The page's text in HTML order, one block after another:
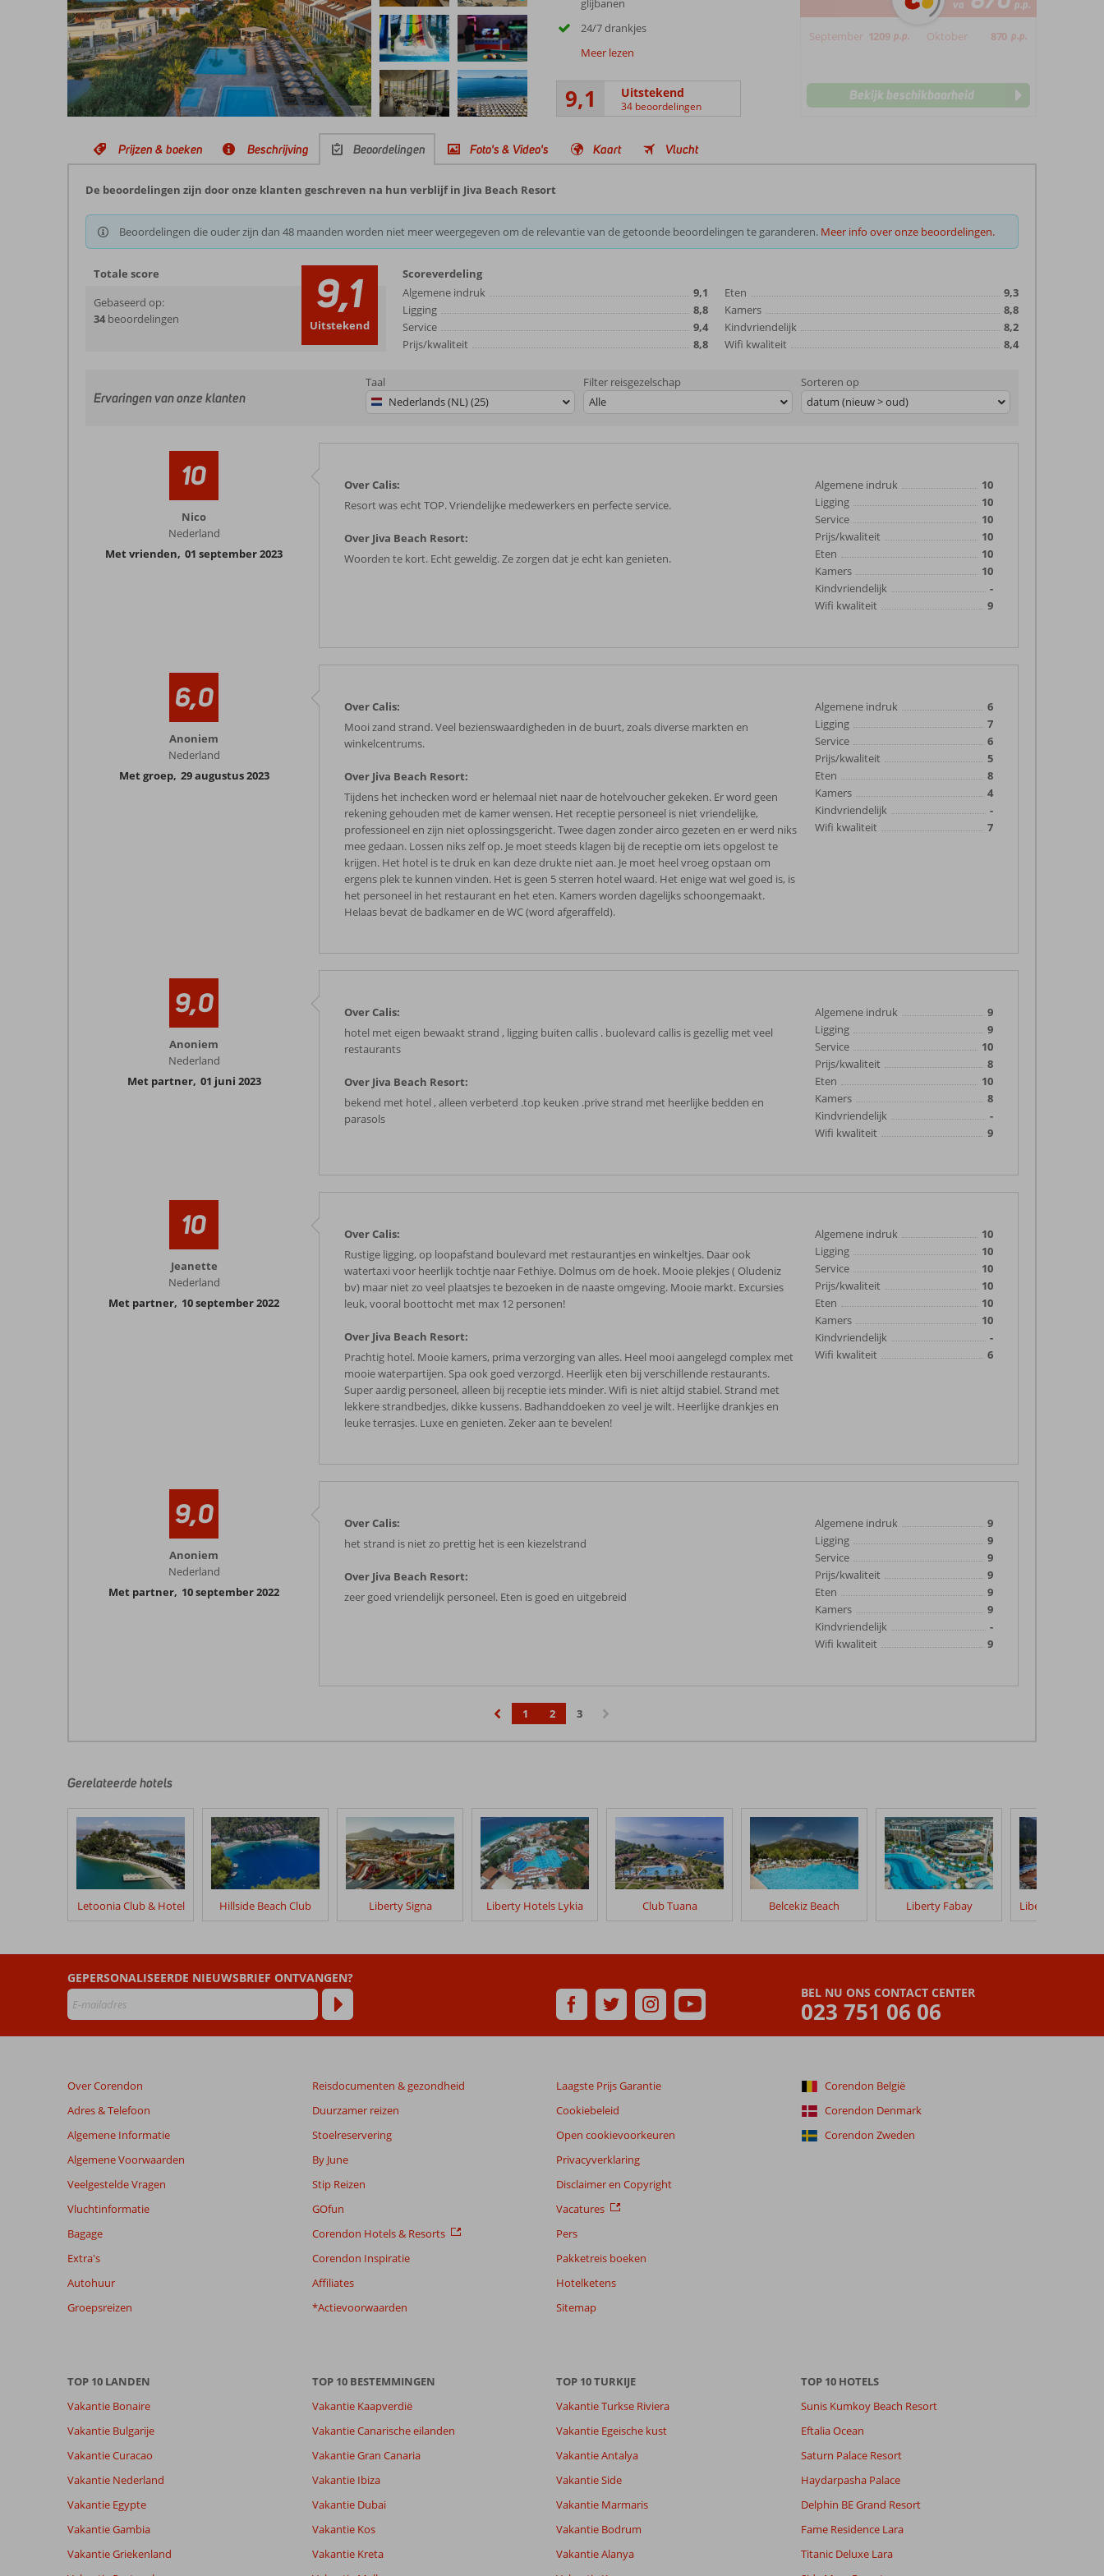
glijbanen
24/7 drankjes
Meer lezen
9,1 Uitstekend
34 beoordelingen
va p.p.
September 1209 p.p. Oktober 870 p.p.
Bekijk beschikbaarheid
Prijzen & boeken Beschrijving Beoordelingen Foto's & Video's Kaart Vlucht
De beoordelingen zijn door onze klanten geschreven na hun verblijf in Jiva Beach Resort
Beoordelingen die ouder zijn dan 48 maanden worden niet meer weergegeven om de relevantie van de getoonde beoordelingen te garanderen. Meer info over onze beoordelingen.
Totale score
Gebaseerd op:
34 beoordelingen 9,1
Uitstekend
Scoreverdeling
Algemene indruk
9,1
Ligging
8,8
Service
9,4
Prijs/kwaliteit
8,8
Eten
9,3
Kamers
8,8
Kindvriendelijk
8,2
Wifi kwaliteit
8,4
Ervaringen van onze klanten
Taal
Nederlands (NL) (25)
Filter reisgezelschap
Alle
Sorteren op
datum (nieuw > oud)
10
Nico
Nederland
Met vrienden, 01 september 2023
Over Calis:
Resort was echt TOP. Vriendelijke medewerkers en perfecte service.
Over Jiva Beach Resort:
Woorden te kort. Echt geweldig. Ze zorgen dat je echt kan genieten.
Algemene indruk
10
Ligging
10
Service
10
Prijs/kwaliteit
10
Eten
10
Kamers
10
Kindvriendelijk
-
Wifi kwaliteit
9
6,0
Anoniem
Nederland
Met groep, 29 augustus 2023
Over Calis:
Mooi zand strand. Veel bezienswaardigheden in de buurt, zoals diverse markten en
winkelcentrums.
Over Jiva Beach Resort:
Tijdens het inchecken word er helemaal niet naar de hotelvoucher gekeken. Er word geen
rekening gehouden met de kamer wensen. Het receptie personeel is niet vriendelijke,
professioneel en zijn niet oplossingsgericht. Twee dagen zonder airco gezeten en er werd niks
mee gedaan. Lossen niks zelf op. Je moet steeds klagen bij de receptie om iets opgelost te
krijgen. Het hotel is te druk en kan deze drukte niet aan. Je moet heel vroeg opstaan om
ergens plek te kunnen vinden. Het is geen 5 sterren hotel waard. Het enige wat wel goed is, is
het personeel in het restaurant en het eten. Kamers worden dagelijks schoongemaakt.
Helaas bevat de badkamer en de WC (word afgeraffeld).
Algemene indruk
6
Ligging
7
Service
6
Prijs/kwaliteit
5
Eten
8
Kamers
4
Kindvriendelijk
-
Wifi kwaliteit
7
9,0
Anoniem
Nederland
Met partner, 01 juni 2023
Over Calis:
hotel met eigen bewaakt strand , ligging buiten callis . buolevard callis is gezellig met veel
restaurants
Over Jiva Beach Resort:
bekend met hotel , alleen verbeterd .top keuken .prive strand met heerlijke bedden en
parasols
Algemene indruk
9
Ligging
9
Service
10
Prijs/kwaliteit
8
Eten
10
Kamers
8
Kindvriendelijk
-
Wifi kwaliteit
9
10
Jeanette
Nederland
Met partner, 10 september 2022
Over Calis:
Rustige ligging, op loopafstand boulevard met restaurantjes en winkeltjes. Daar ook
watertaxi voor heerlijk tochtje naar Fethiye. Dolmus om de hoek. Mooie plekjes ( Oludeniz
bv) maar niet zo veel plaatsjes te bezoeken in de naaste omgeving. Mooie markt. Excursies
leuk, vooral boottocht met max 12 personen!
Over Jiva Beach Resort:
Prachtig hotel. Mooie kamers, prima verzorging van alles. Heel mooi aangelegd complex met
mooie waterpartijen. Spa ook goed verzorgd. Heerlijk eten bij verschillende restaurants.
Super aardig personeel, alleen bij receptie iets minder. Wifi is niet altijd stabiel. Strand met
lekkere strandbedjes, dikke kussens. Badhanddoeken zo veel je wilt. Heerlijke drankjes en
leuke terrasjes. Luxe en genieten. Zeker aan te bevelen!
Algemene indruk
10
Ligging
10
Service
10
Prijs/kwaliteit
10
Eten
10
Kamers
10
Kindvriendelijk
-
Wifi kwaliteit
6
9,0
Anoniem
Nederland
Met partner, 10 september 2022
Over Calis:
het strand is niet zo prettig het is een kiezelstrand
Over Jiva Beach Resort:
zeer goed vriendelijk personeel. Eten is goed en uitgebreid
Algemene indruk
9
Ligging
9
Service
9
Prijs/kwaliteit
9
Eten
9
Kamers
9
Kindvriendelijk
-
Wifi kwaliteit
9
1 2
3
Gerelateerde hotels
Letoonia Club & Hotel Hillside Beach Club Liberty Signa Liberty Hotels Lykia Club Tuana Belcekiz Beach Liberty Fabay
BEL NU ONS CONTACT CENTER
023 751 06 06
GEPERSONALISEERDE NIEUWSBRIEF ONTVANGEN?
Over Corendon
Adres & Telefoon
Algemene Informatie
Algemene Voorwaarden
Veelgestelde Vragen
Vluchtinformatie
Bagage
Extra's
Autohuur
Groepsreizen
Reisdocumenten & gezondheid
Duurzamer reizen
Stoelreservering
By June
Stip Reizen
GOfun
Corendon Hotels & Resorts
Corendon Inspiratie
Affiliates
*Actievoorwaarden
Laagste Prijs Garantie
Cookiebeleid
Open cookievoorkeuren
Privacyverklaring
Disclaimer en Copyright
Vacatures
Pers
Pakketreis boeken
Hotelketens
Sitemap
Corendon België
Corendon Denmark
Corendon Zweden
TOP 10 LANDEN
Vakantie Bonaire
Vakantie Bulgarije
Vakantie Curacao
Vakantie Nederland
Vakantie Egypte
Vakantie Gambia
Vakantie Griekenland
TOP 10 BESTEMMINGEN
Vakantie Kaapverdië
Vakantie Canarische eilanden
Vakantie Gran Canaria
Vakantie Ibiza
Vakantie Dubai
Vakantie Kos
Vakantie Kreta
TOP 10 TURKIJE
Vakantie Turkse Riviera
Vakantie Egeische kust
Vakantie Antalya
Vakantie Side
Vakantie Marmaris
Vakantie Bodrum
Vakantie Alanya
TOP 10 HOTELS
Sunis Kumkoy Beach Resort
Eftalia Ocean
Saturn Palace Resort
Haydarpasha Palace
Delphin BE Grand Resort
Fame Residence Lara
Titanic Deluxe Lara